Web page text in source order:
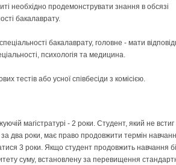
необхідно продемонструвати знання в обсязі
бакалаврату.
бакалаврату, головне - мати
психологія та медицина.
тестів або усної співбесіди з комісією.
магістратурі - 2 роки. Студент, який не встиг
два роки, має право продовжити термін
3 роки. Якщо студент продовжить навчання
суму, встановлену за перевищення